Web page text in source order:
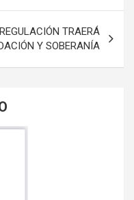
TRAERÁ
Y SOBERANÍA